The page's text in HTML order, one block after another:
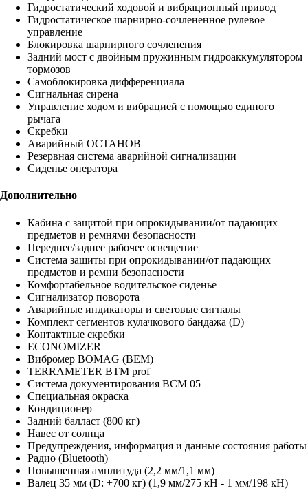
Гидростатический ходовой и вибрационный привод
Гидростатическое шарнирно-сочлененное рулевое
управление
Блокировка шарнирного сочленения
Задний мост с двойным пружинным гидроаккумулятором
тормозов
Самоблокировка дифференциала
Сигнальная сирена
Управление ходом и вибрацией с помощью единого
рычага
Скребки
Аварийный ОСТАНОВ
Резервная система аварийной сигнализации
Сиденье оператора
Дополнительно
Кабина с защитой при опрокидывании/от падающих
предметов и ремнями безопасности
Переднее/заднее рабочее освещение
Система защиты при опрокидывании/от падающих
предметов и ремни безопасности
Комфортабельное водительское сиденье
Сигнализатор поворота
Аварийные индикаторы и световые сигналы
Комплект сегментов кулачкового бандажа (D)
Контактные скребки
ECONOMIZER
Вибромер BOMAG (BEM)
TERRAMETER BTM prof
Система документирования BCM 05
Специальная окраска
Кондиционер
Задний балласт (800 кг)
Навес от солнца
Предупреждения, информация и данные состояния работы
Радио (Bluetooth)
Повышенная амплитуда (2,2 мм/1,1 мм)
Валец 35 мм (D: +700 кг) (1,9 мм/275 кН - 1 мм/198 кН)